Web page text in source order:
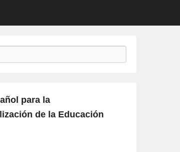
para la
de la Educación